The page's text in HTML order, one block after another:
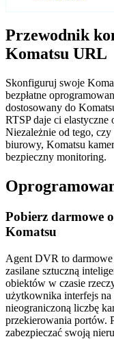
Przewodnik
Komatsu URL
Skonfiguruj swoje
bezpłatne
dostosowany do
RTSP daje ci elastyczne
Niezależnie od tego,
biurowy, Komatsu
bezpieczny monitoring.
Pobierz darmowe
Komatsu
Agent DVR to
zasilane sztuczną
obiektów w czasie
użytkownika interfejs na
nieograniczoną liczbę
przekierowania portów.
zabezpieczać swoją